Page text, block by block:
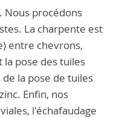
Nous procédons
La charpente est
entre chevrons,
la pose des tuiles
la pose de tuiles
Enfin, nos
l'échafaudage